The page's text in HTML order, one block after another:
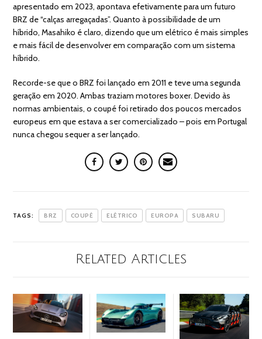
apresentado em 2023, apontava efetivamente para um futuro
BRZ de “calças arregaçadas”. Quanto à possibilidade de um
híbrido, Masahiko é claro, dizendo que um elétrico é mais simples
e mais fácil de desenvolver em comparação com um sistema
híbrido.
Recorde-se que o BRZ foi lançado em 2011 e teve uma segunda
geração em 2020. Ambas traziam motores boxer. Devido às
normas ambientais, o coupé foi retirado dos poucos mercados
europeus em que estava a ser comercializado – pois em Portugal
nunca chegou sequer a ser lançado.
TAGS: BRZ COUPÉ ELÉTRICO EUROPA SUBARU
Related Articles